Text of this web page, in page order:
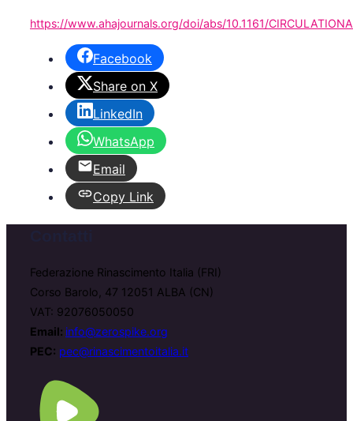
https://www.ahajournals.org/doi/abs/10.1161/
Facebook
Share on X
LinkedIn
WhatsApp
Email
Copy Link
Federazione Rinascimento Italia (FRI)
Corso Barolo, 47 12051 ALBA (CN)
VAT: 92076050050
Email: info@zerospike.org
PEC: pec@rinascimentoitalia.it